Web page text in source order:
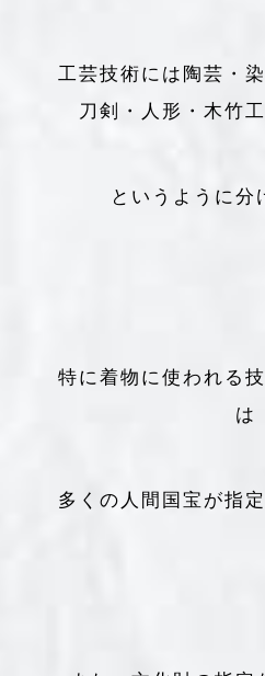
工芸技術には陶芸・
刀剣・人形・木竹
というように分
特に着物に使われる
は
多くの人間国宝が指